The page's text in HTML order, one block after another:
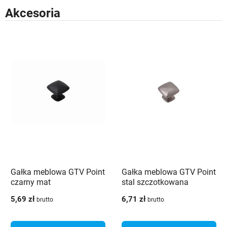
Akcesoria
Gałka meblowa GTV Point
czarny mat
5,69 zł brutto
Gałka meblowa GTV Point
stal szczotkowana
6,71 zł brutto